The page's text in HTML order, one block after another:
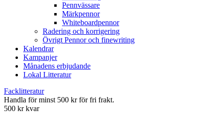
Pennvässare
Märkpennor
Whiteboardpennor
Radering och korrigering
Övrigt Pennor och finewriting
Kalendrar
Kampanjer
Månadens erbjudande
Lokal Litteratur
Facklitteratur
Handla för minst 500 kr för fri frakt.
500 kr kvar